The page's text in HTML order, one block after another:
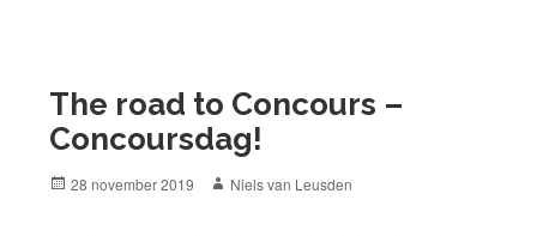
The road to Concours –
Concoursdag!
Posted
28 november 2019 Author
Niels van Leusden